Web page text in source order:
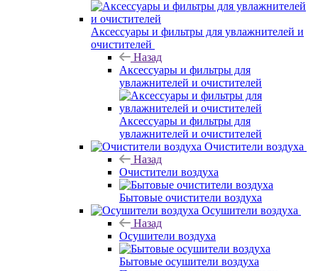
Аксессуары и фильтры для увлажнителей и
очистителей
Назад
Аксессуары и фильтры для
увлажнителей и очистителей
Аксессуары и фильтры для
увлажнителей и очистителей
Очистители воздуха
Назад
Очистители воздуха
Бытовые очистители воздуха
Осушители воздуха
Назад
Осушители воздуха
Бытовые осушители воздуха